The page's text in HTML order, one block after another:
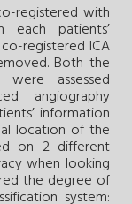
registered with
patients’
registered ICA
Both the
assessed
angiography
information
location of the
on 2 different
when looking
the degree of
system: